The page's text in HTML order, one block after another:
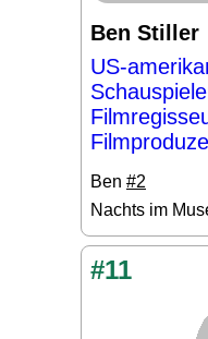
Ben Stiller
US-
Ben #2
Nachts im
#11